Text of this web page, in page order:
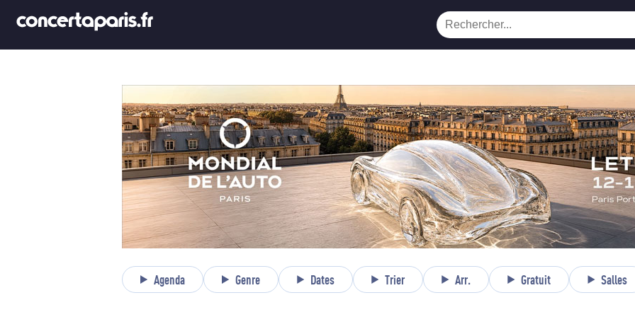
Agenda Genre Dates Trier Arr. Gratuit Salles